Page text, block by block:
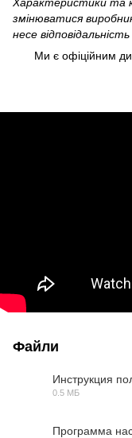
змінюватися
несе
Ми є офіційним
Файли
Инструкция
0.5 МБ
Программа